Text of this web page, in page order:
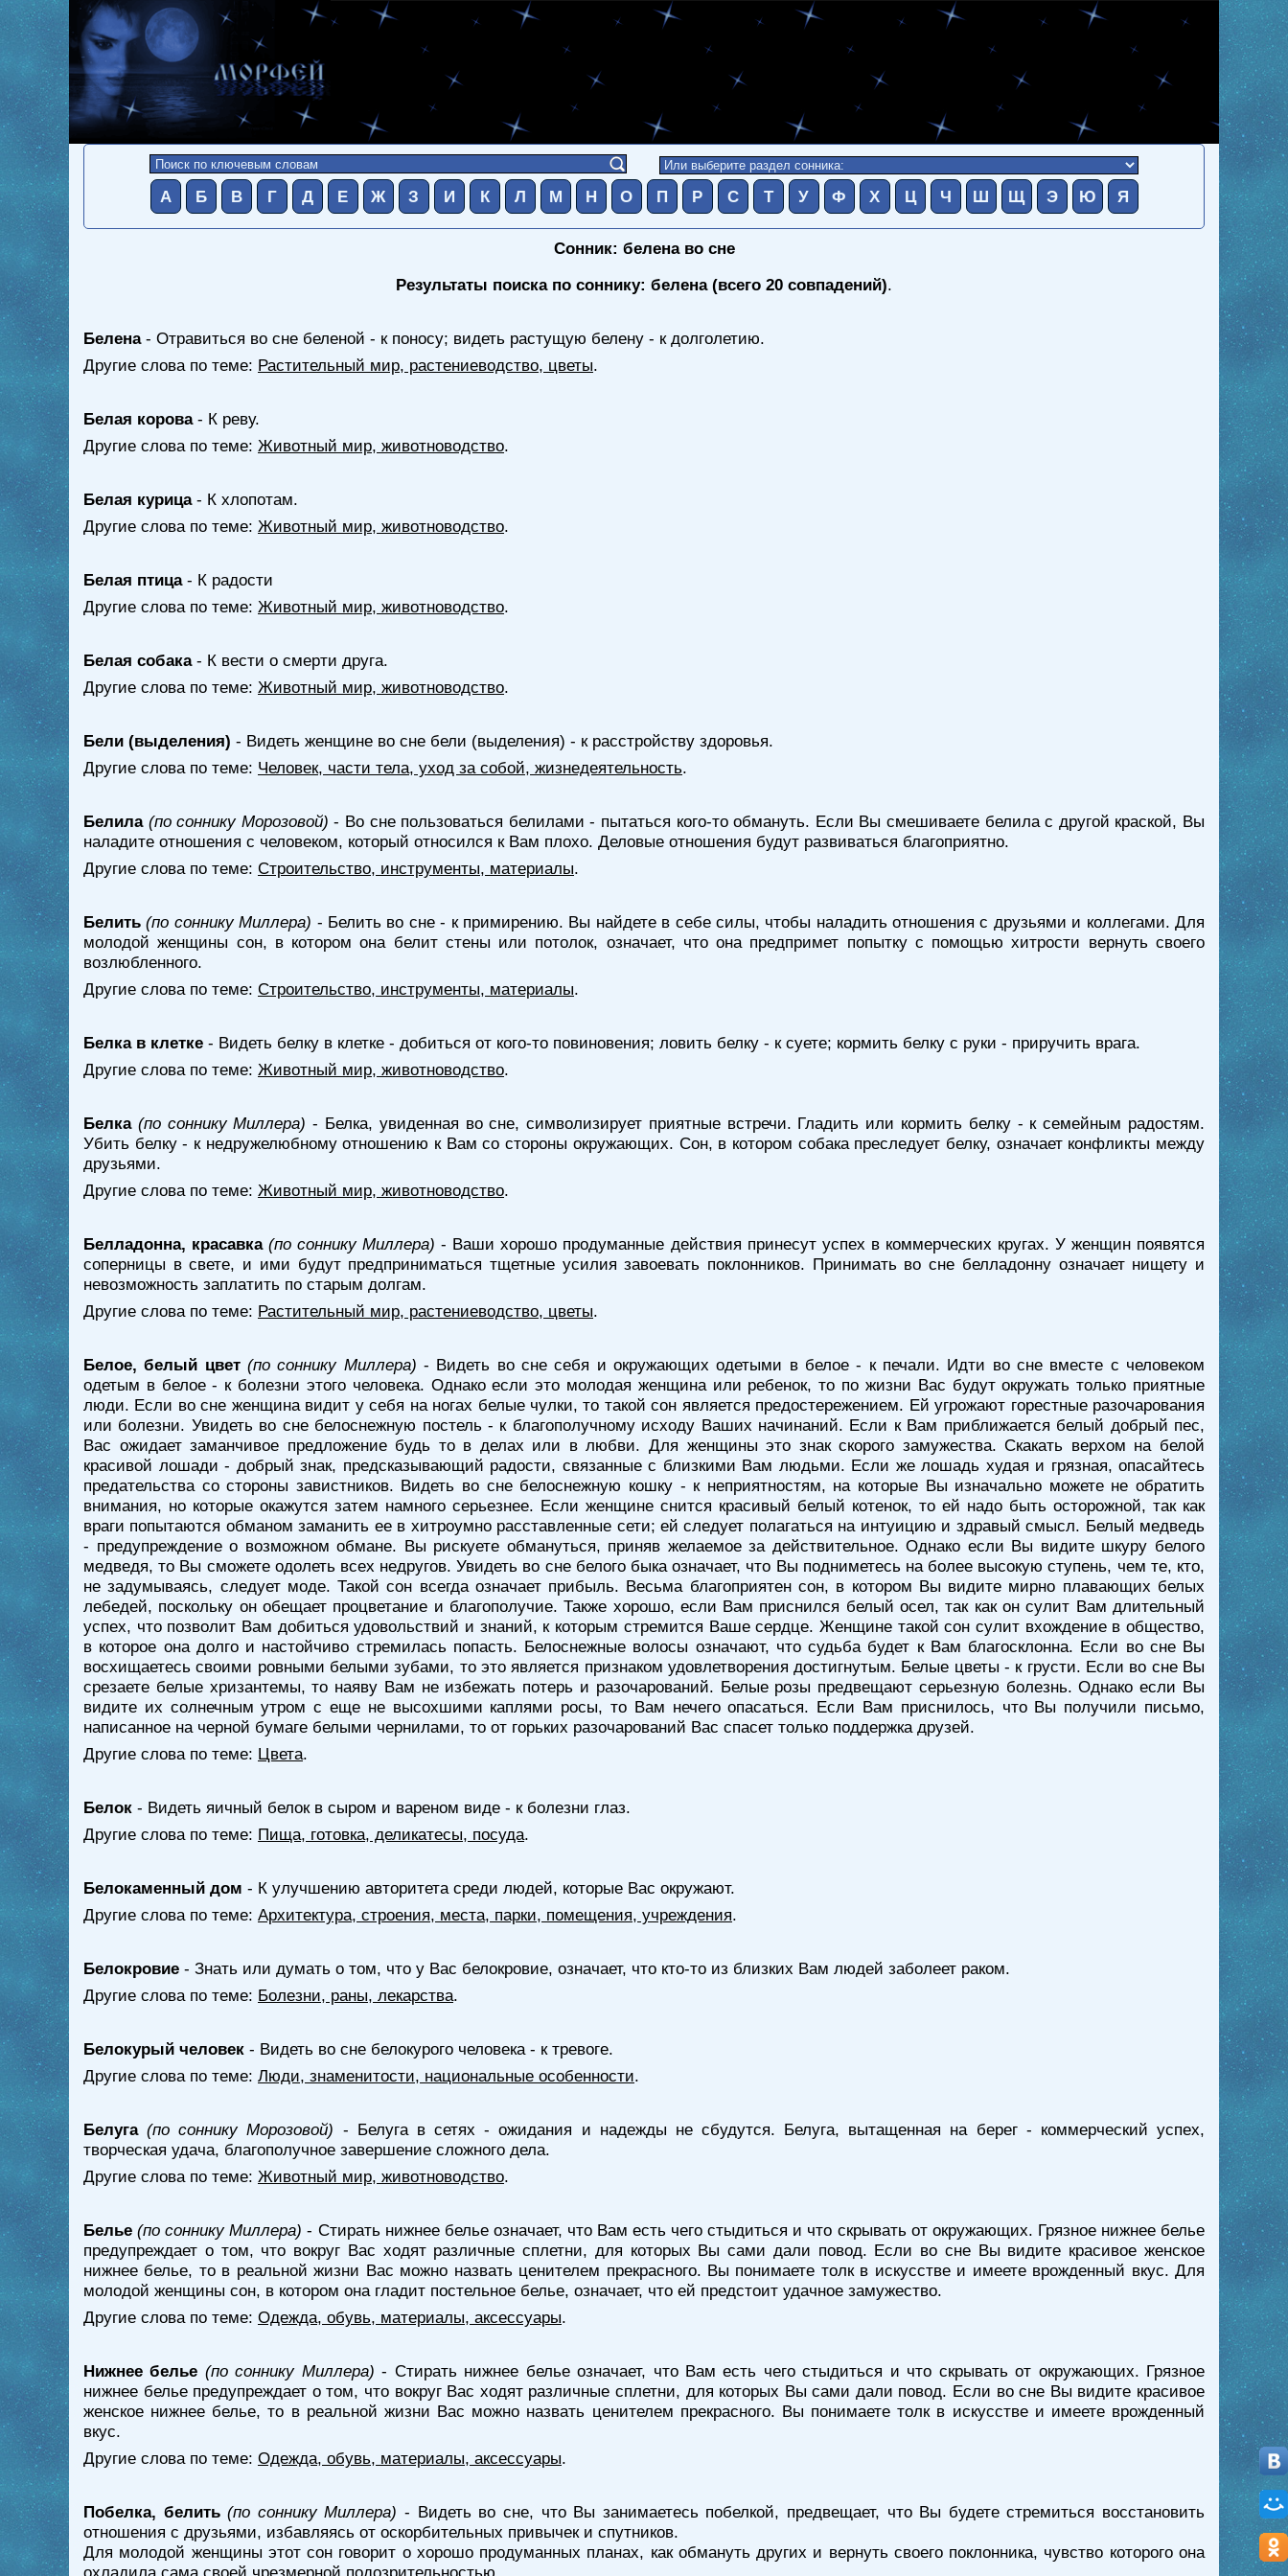
А Б В Г Д Е Ж З И К Л М Н О П Р С Т У Ф Х Ц Ч Ш Щ Э Ю Я
Сонник: белена во сне
Результаты поиска по соннику: белена (всего 20 совпадений).
Белена - Отравиться во сне беленой - к поносу; видеть растущую белену - к долголетию.
Другие слова по теме: Растительный мир, растениеводство, цветы.
Белая корова - К реву.
Другие слова по теме: Животный мир, животноводство.
Белая курица - К хлопотам.
Другие слова по теме: Животный мир, животноводство.
Белая птица - К радости
Другие слова по теме: Животный мир, животноводство.
Белая собака - К вести о смерти друга.
Другие слова по теме: Животный мир, животноводство.
Бели (выделения) - Видеть женщине во сне бели (выделения) - к расстройству здоровья.
Другие слова по теме: Человек, части тела, уход за собой, жизнедеятельность.
Белила (по соннику Морозовой) - Во сне пользоваться белилами - пытаться кого-то обмануть. Если Вы смешиваете белила с другой краской, Вы
наладите отношения с человеком, который относился к Вам плохо. Деловые отношения будут развиваться благоприятно.
Другие слова по теме: Строительство, инструменты, материалы.
Белить (по соннику Миллера) - Белить во сне - к примирению. Вы найдете в себе силы, чтобы наладить отношения с друзьями и коллегами. Для
молодой женщины сон, в котором она белит стены или потолок, означает, что она предпримет попытку с помощью хитрости вернуть своего
возлюбленного.
Другие слова по теме: Строительство, инструменты, материалы.
Белка в клетке - Видеть белку в клетке - добиться от кого-то повиновения; ловить белку - к суете; кормить белку с руки - приручить врага.
Другие слова по теме: Животный мир, животноводство.
Белка (по соннику Миллера) - Белка, увиденная во сне, символизирует приятные встречи. Гладить или кормить белку - к семейным радостям.
Убить белку - к недружелюбному отношению к Вам со стороны окружающих. Сон, в котором собака преследует белку, означает конфликты между
друзьями.
Другие слова по теме: Животный мир, животноводство.
Белладонна, красавка (по соннику Миллера) - Ваши хорошо продуманные действия принесут успех в коммерческих кругах. У женщин появятся
соперницы в свете, и ими будут предприниматься тщетные усилия завоевать поклонников. Принимать во сне белладонну означает нищету и
невозможность заплатить по старым долгам.
Другие слова по теме: Растительный мир, растениеводство, цветы.
Белое, белый цвет (по соннику Миллера) - Видеть во сне себя и окружающих одетыми в белое - к печали. Идти во сне вместе с человеком
одетым в белое - к болезни этого человека. Однако если это молодая женщина или ребенок, то по жизни Вас будут окружать только приятные
люди. Если во сне женщина видит у себя на ногах белые чулки, то такой сон является предостережением. Ей угрожают горестные разочарования
или болезни. Увидеть во сне белоснежную постель - к благополучному исходу Ваших начинаний. Если к Вам приближается белый добрый пес,
Вас ожидает заманчивое предложение будь то в делах или в любви. Для женщины это знак скорого замужества. Скакать верхом на белой
красивой лошади - добрый знак, предсказывающий радости, связанные с близкими Вам людьми. Если же лошадь худая и грязная, опасайтесь
предательства со стороны завистников. Видеть во сне белоснежную кошку - к неприятностям, на которые Вы изначально можете не обратить
внимания, но которые окажутся затем намного серьезнее. Если женщине снится красивый белый котенок, то ей надо быть осторожной, так как
враги попытаются обманом заманить ее в хитроумно расставленные сети; ей следует полагаться на интуицию и здравый смысл. Белый медведь
- предупреждение о возможном обмане. Вы рискуете обмануться, приняв желаемое за действительное. Однако если Вы видите шкуру белого
медведя, то Вы сможете одолеть всех недругов. Увидеть во сне белого быка означает, что Вы подниметесь на более высокую ступень, чем те, кто,
не задумываясь, следует моде. Такой сон всегда означает прибыль. Весьма благоприятен сон, в котором Вы видите мирно плавающих белых
лебедей, поскольку он обещает процветание и благополучие. Также хорошо, если Вам приснился белый осел, так как он сулит Вам длительный
успех, что позволит Вам добиться удовольствий и знаний, к которым стремится Ваше сердце. Женщине такой сон сулит вхождение в общество,
в которое она долго и настойчиво стремилась попасть. Белоснежные волосы означают, что судьба будет к Вам благосклонна. Если во сне Вы
восхищаетесь своими ровными белыми зубами, то это является признаком удовлетворения достигнутым. Белые цветы - к грусти. Если во сне Вы
срезаете белые хризантемы, то наяву Вам не избежать потерь и разочарований. Белые розы предвещают серьезную болезнь. Однако если Вы
видите их солнечным утром с еще не высохшими каплями росы, то Вам нечего опасаться. Если Вам приснилось, что Вы получили письмо,
написанное на черной бумаге белыми чернилами, то от горьких разочарований Вас спасет только поддержка друзей.
Другие слова по теме: Цвета.
Белок - Видеть яичный белок в сыром и вареном виде - к болезни глаз.
Другие слова по теме: Пища, готовка, деликатесы, посуда.
Белокаменный дом - К улучшению авторитета среди людей, которые Вас окружают.
Другие слова по теме: Архитектура, строения, места, парки, помещения, учреждения.
Белокровие - Знать или думать о том, что у Вас белокровие, означает, что кто-то из близких Вам людей заболеет раком.
Другие слова по теме: Болезни, раны, лекарства.
Белокурый человек - Видеть во сне белокурого человека - к тревоге.
Другие слова по теме: Люди, знаменитости, национальные особенности.
Белуга (по соннику Морозовой) - Белуга в сетях - ожидания и надежды не сбудутся. Белуга, вытащенная на берег - коммерческий успех,
творческая удача, благополучное завершение сложного дела.
Другие слова по теме: Животный мир, животноводство.
Белье (по соннику Миллера) - Стирать нижнее белье означает, что Вам есть чего стыдиться и что скрывать от окружающих. Грязное нижнее белье
предупреждает о том, что вокруг Вас ходят различные сплетни, для которых Вы сами дали повод. Если во сне Вы видите красивое женское
нижнее белье, то в реальной жизни Вас можно назвать ценителем прекрасного. Вы понимаете толк в искусстве и имеете врожденный вкус. Для
молодой женщины сон, в котором она гладит постельное белье, означает, что ей предстоит удачное замужество.
Другие слова по теме: Одежда, обувь, материалы, аксессуары.
Нижнее белье (по соннику Миллера) - Стирать нижнее белье означает, что Вам есть чего стыдиться и что скрывать от окружающих. Грязное
нижнее белье предупреждает о том, что вокруг Вас ходят различные сплетни, для которых Вы сами дали повод. Если во сне Вы видите красивое
женское нижнее белье, то в реальной жизни Вас можно назвать ценителем прекрасного. Вы понимаете толк в искусстве и имеете врожденный
вкус.
Другие слова по теме: Одежда, обувь, материалы, аксессуары.
Побелка, белить (по соннику Миллера) - Видеть во сне, что Вы занимаетесь побелкой, предвещает, что Вы будете стремиться восстановить
отношения с друзьями, избавляясь от оскорбительных привычек и спутников.
Для молодой женщины этот сон говорит о хорошо продуманных планах, как обмануть других и вернуть своего поклонника, чувство которого она
охладила сама своей чрезмерной подозрительностью.